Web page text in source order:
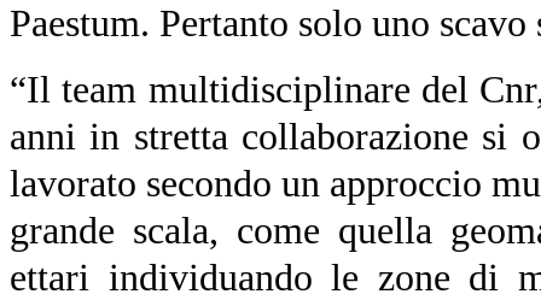
Paestum. Pertanto solo uno
“Il team multidisciplinare del
anni in stretta collaborazione si
lavorato secondo un approccio
grande scala, come quella
ettari individuando le zone di